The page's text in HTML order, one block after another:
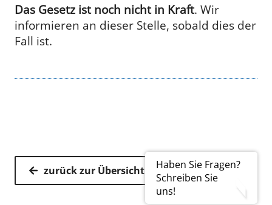
Haben Sie Fragen?
Schreiben Sie
uns!
Das Gesetz ist noch nicht in Kraft. Wir
informieren an dieser Stelle, sobald dies der
Fall ist.
zurück zur Übersicht